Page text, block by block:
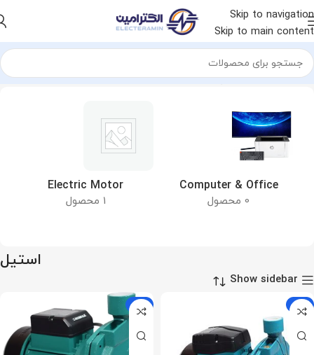
Skip to navigation
Skip to main content
خانه محصول جنس پروانه استیل
Computer & Office
0 محصول
Electric Motor
1 محصول
استیل
Show sidebar
-9%
-9%